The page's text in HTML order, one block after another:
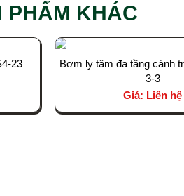
PHẨM KHÁC
23
Bơm ly tâm đa tầng cánh
3-3
Giá: Liên hệ